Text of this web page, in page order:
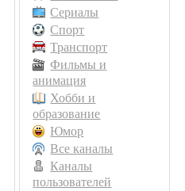
Сериалы
Спорт
Транспорт
Фильмы и
анимация
Хобби и
образование
Юмор
Все каналы
Каналы
пользователей